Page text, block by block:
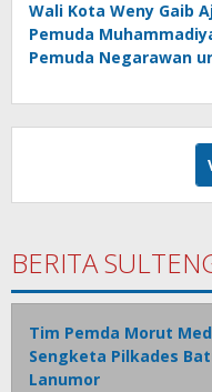
Wali Kota Weny Gaib
Pemuda
Pemuda Negarawan
BERITA
Tim Pemda Morut
Sengketa Pilkades
Lanumor